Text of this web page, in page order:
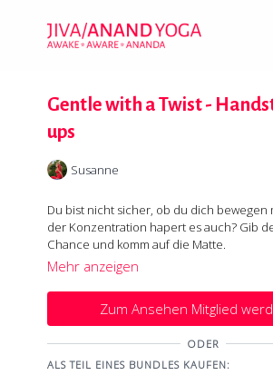
Gentle with a Twist -
ups
Susanne
Du bist nicht sicher, ob du dich bewegen
der Konzentration hapert es auch? Gib
Chance und komm auf die Matte.
Du erspürst deinen Körper in einer
ruhigen, geerdeten Praxis und
plötzlich die Lust, deinem Prana mit ein
den Handstand einen kleinen Tritt zu
dauert nicht lange denn das Motto
mühelos. Sich in seiner Energie zu
Anstrengung und Mühe - ein grossartiges
Tipp: Räume dir zu Beginn der Praxis eine
Wand frei.
Mehr anzeigen
Zum Ansehen Mitglied
ODER
ALS TEIL EINES BUNDLES KAUFEN: